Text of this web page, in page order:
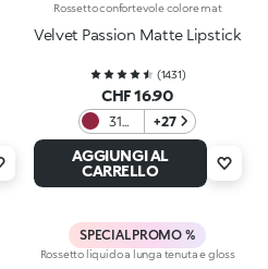
Rossetto confortevole colore mat
Velvet Passion Matte Lipstick
(1431)
CHF 16.90
317
Wine
+27
AGGIUNGI AL
CARRELLO
SPECIAL PROMO %
Rossetto liquido a lunga tenuta e gloss